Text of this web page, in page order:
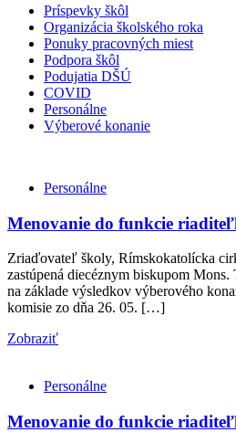
Príspevky škôl
Organizácia školského roka
Ponuky pracovných miest
Podpora škôl
Podujatia DŠÚ
COVID
Personálne
Výberové konanie
Personálne
Menovanie do funkcie
Zriaďovateľ školy, Rímskokatolícka
zastúpená diecéznym biskupom Mons.
na základe výsledkov výberového
komisie zo dňa 26. 05. […]
Zobraziť
Personálne
Menovanie do funkcie